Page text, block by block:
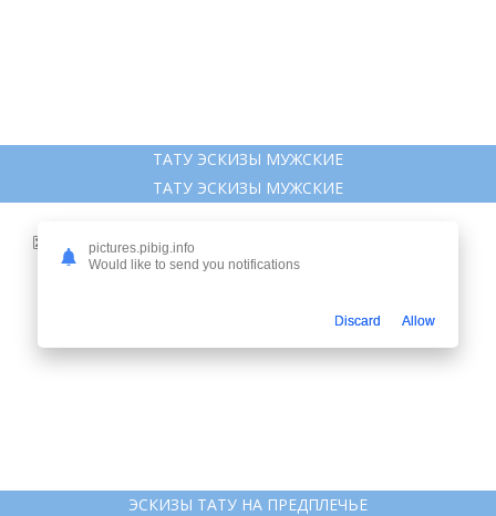
ТАТУ ЭСКИЗЫ МУЖСКИЕ
ТАТУ ЭСКИЗЫ МУЖСКИЕ
ЭСКИЗЫ ТАТУ НА ПРЕДПЛЕЧЬЕ
pictures.pibig.info
Would like to send you notifications
Discard Allow